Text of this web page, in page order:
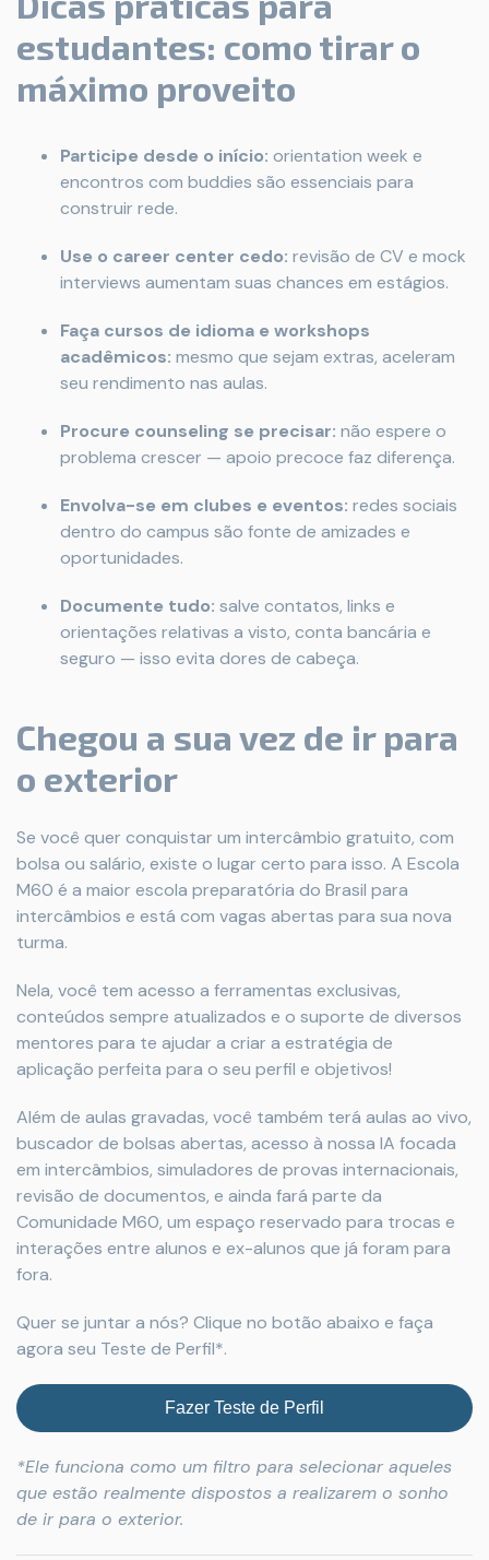
estudantes: como tirar o
máximo proveito
Participe desde o início: orientation week e
encontros com buddies são essenciais para
construir rede.
Use o career center cedo: revisão de CV e mock
interviews aumentam suas chances em estágios.
Faça cursos de idioma e workshops
acadêmicos: mesmo que sejam extras, aceleram
seu rendimento nas aulas.
Procure counseling se precisar: não espere o
problema crescer — apoio precoce faz diferença.
Envolva-se em clubes e eventos: redes sociais
dentro do campus são fonte de amizades e
oportunidades.
Documente tudo: salve contatos, links e
orientações relativas a visto, conta bancária e
seguro — isso evita dores de cabeça.
Chegou a sua vez de ir para
o exterior
Se você quer conquistar um intercâmbio gratuito, com
bolsa ou salário, existe o lugar certo para isso. A Escola
M60 é a maior escola preparatória do Brasil para
intercâmbios e está com vagas abertas para sua nova
turma.
Nela, você tem acesso a ferramentas exclusivas,
conteúdos sempre atualizados e o suporte de diversos
mentores para te ajudar a criar a estratégia de
aplicação perfeita para o seu perfil e objetivos!
Além de aulas gravadas, você também terá aulas ao vivo,
buscador de bolsas abertas, acesso à nossa IA focada
em intercâmbios, simuladores de provas internacionais,
revisão de documentos, e ainda fará parte da
Comunidade M60, um espaço reservado para trocas e
interações entre alunos e ex-alunos que já foram para
fora.
Quer se juntar a nós? Clique no botão abaixo e faça
agora seu Teste de Perfil*.
Fazer Teste de Perfil
*Ele funciona como um filtro para selecionar aqueles
que estão realmente dispostos a realizarem o sonho
de ir para o exterior.